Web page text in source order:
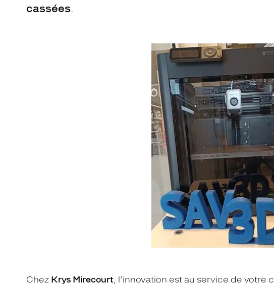
cassées.
Chez Krys Mirecourt, l’innovation est au service de